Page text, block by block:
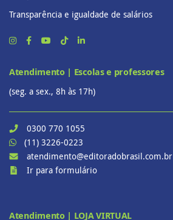
Transparência e igualdade de salários
Atendimento | Escolas e professores
(seg. a sex., 8h às 17h)
0300 770 1055
(11) 3226-0223
atendimento@editoradobrasil.com.br
Ir para formulário
Atendimento | LOJA VIRTUAL